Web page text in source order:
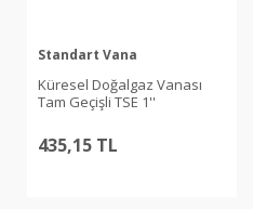
Standart Vana
Küresel Doğalgaz Vanası
Tam Geçişli TSE 1''
435,15 TL